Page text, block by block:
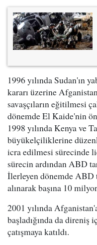
1996 yılında Sudan'ın
kararı üzerine
savaşçıların eğitilmesi
dönemde El Kaide'nin
1998 yılında Kenya ve
büyükelçiliklerine
icra edilmesi sürecinde
sürecin ardından ABD
İlerleyen dönemde ABD
alınarak başına 10
2001 yılında
başladığında da direniş
çatışmaya katıldı.